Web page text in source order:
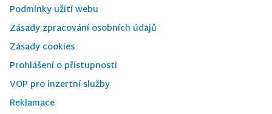
Podmínky užití webu
Zásady zpracování osobních údajů
Zásady cookies
Prohlášení o přístupnosti
VOP pro inzertní služby
Reklamace